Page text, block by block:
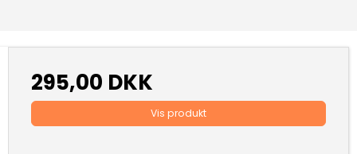
295,00 DKK
Vis produkt